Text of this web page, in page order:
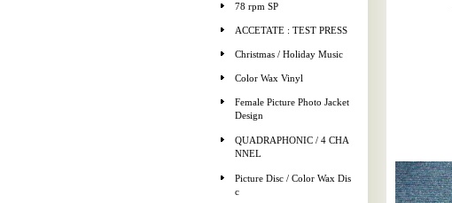
78 rpm SP
ACCETATE : TEST PRESS
Christmas / Holiday Music
Color Wax Vinyl
Female Picture Photo Jacket
Design
QUADRAPHONIC / 4 CHA
NNEL
Picture Disc / Color Wax Dis
c